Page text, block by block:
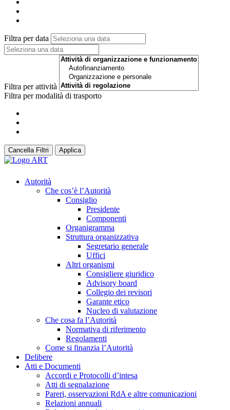
Filtra per data
Filtra per attività
Filtra per modalità di trasporto
Cancella Filtri Applica
Autorità
Che cos’è l’Autorità
Consiglio
Presidente
Componenti
Organigramma
Struttura organizzativa
Segretario generale
Uffici
Altri organismi
Consigliere giuridico
Advisory board
Collegio dei revisori
Garante etico
Nucleo di valutazione
Che cosa fa l’Autorità
Normativa di riferimento
Regolamenti
Come si finanzia l’Autorità
Delibere
Atti e Documenti
Accordi e Protocolli d’intesa
Atti di segnalazione
Pareri, osservazioni RdA e altre comunicazioni
Relazioni annuali